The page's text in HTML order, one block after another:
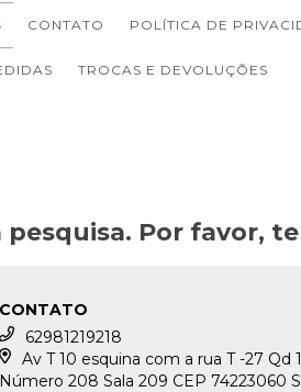
CONTATO POLÍTICA DE
TROCAS E DEVOLUÇÕES
pesquisa. Por favor,
CONTATO
62981219218
Av T 10 esquina com a rua T -27 Qd
Número 208 Sala 209 CEP 74223060